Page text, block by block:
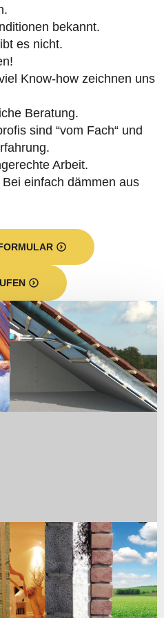
bekannt.
es nicht.
Know-how zeichnen uns
Beratung.
sind “vom Fach“ und
Arbeit.
Bei einfach dämmen aus